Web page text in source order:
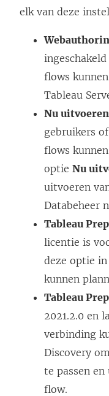
n
i
e
u
w
v
e
n
s
t
e
r
g
e
o
p
e
n
d
L
n
k
w
o
r
d
t
i
n
e
e
n
n
i
e
u
w
v
e
elk van deze
flows
Tableau
Nu uitvoeren
gebruikers
flows
optie Nu
uitvoeren
Databeheer
Tableau
licentie is
deze optie
kunnen
Tableau
2021.2.0 en
verbinding
Discovery
te passen
flow.